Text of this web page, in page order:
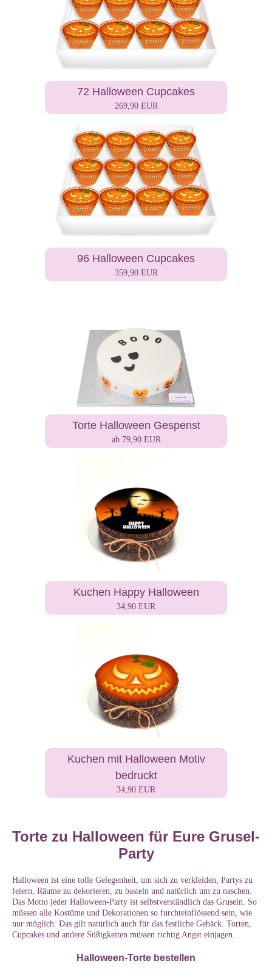
72 Halloween Cupcakes
269,90 EUR
96 Halloween Cupcakes
359,90 EUR
Torte Halloween Gespenst
ab 79,90 EUR
Kuchen Happy Halloween
34,90 EUR
Kuchen mit Halloween Motiv
bedruckt
34,90 EUR
Torte zu Halloween für Eure Grusel-
Party
Halloween ist eine tolle Gelegenheit, um sich zu verkleiden, Partys zu
feiern, Räume zu dekorieren, zu basteln und natürlich um zu naschen.
Das Motto jeder Halloween-Party ist selbstverständlich das Gruseln. So
müssen alle Kostüme und Dekorationen so furchteinflössend sein, wie
nur möglich. Das gilt natürlich auch für das festliche Gebäck. Torten,
Cupcakes und andere Süßigkeiten müssen richtig Angst einjagen.
Halloween-Torte bestellen